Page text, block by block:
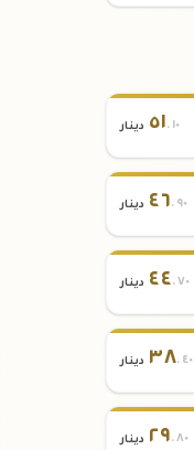
٥١.١٠ دينار
٤٦.٩٠ دينار
٤٤.٧٠ دينار
٣٨.٤٠ دينار
٢٩.٨٠ دينار